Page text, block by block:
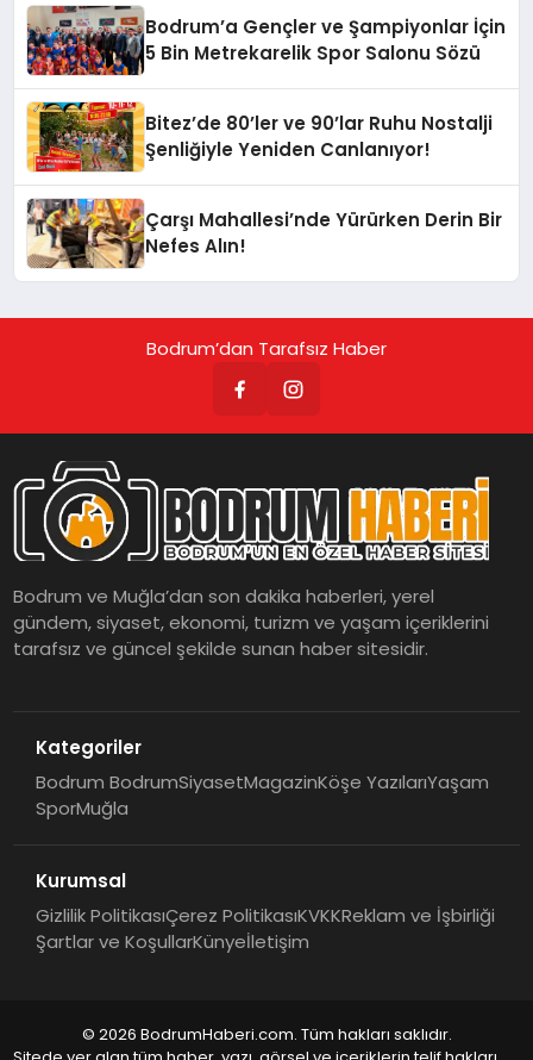
Bodrum’a Gençler ve Şampiyonlar İçin
5 Bin Metrekarelik Spor Salonu Sözü
Bitez’de 80’ler ve 90’lar Ruhu Nostalji
Şenliğiyle Yeniden Canlanıyor!
Çarşı Mahallesi’nde Yürürken Derin Bir
Nefes Alın!
Bodrum’dan Tarafsız Haber
Bodrum ve Muğla’dan son dakika haberleri, yerel
gündem, siyaset, ekonomi, turizm ve yaşam içeriklerini
tarafsız ve güncel şekilde sunan haber sitesidir.
Kategoriler
Bodrum BodrumSiyasetMagazinKöşe YazılarıYaşam
SporMuğla
Kurumsal
Gizlilik PolitikasıÇerez PolitikasıKVKKReklam ve İşbirliği
Şartlar ve KoşullarKünyeİletişim
© 2026 BodrumHaberi.com. Tüm hakları saklıdır.